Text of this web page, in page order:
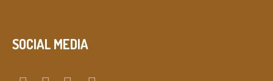
SOCIAL MEDIA